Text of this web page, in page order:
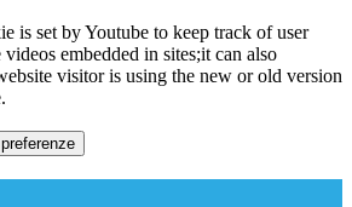
is set by Youtube to keep track of user
embedded in sites;it can also
visitor is using the new or old version